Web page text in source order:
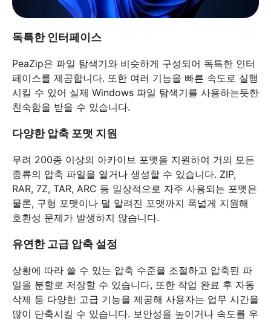
독특한 인터페이스
PeaZip은 파일 탐색기와 비슷하게 구성되어 독특한 인터
페이스를 제공합니다. 또한 여러 기능을 빠른 속도로 실행
시킬 수 있어 실제 Windows 파일 탐색기를 사용하는듯한
친숙함을 받을 수 있습니다.
다양한 압축 포맷 지원
무려 200종 이상의 아카이브 포맷을 지원하여 거의 모든
종류의 압축 파일을 열거나 생성할 수 있습니다. ZIP,
RAR, 7Z, TAR, ARC 등 일상적으로 자주 사용되는 포맷은
물론, 구형 포맷이나 덜 알려진 포맷까지 폭넓게 지원해
호환성 문제가 발생하지 않습니다.
유연한 고급 압축 설정
상황에 따라 쓸 수 있는 압축 수준을 조절하고 압축된 파
일을 분할로 저장할 수 있습니다, 또한 작업 완료 후 자동
삭제 등 다양한 고급 기능을 제공해 사용자는 업무 시간을
많이 단축시킬 수 있습니다. 보안성을 높이거나 속도를 우